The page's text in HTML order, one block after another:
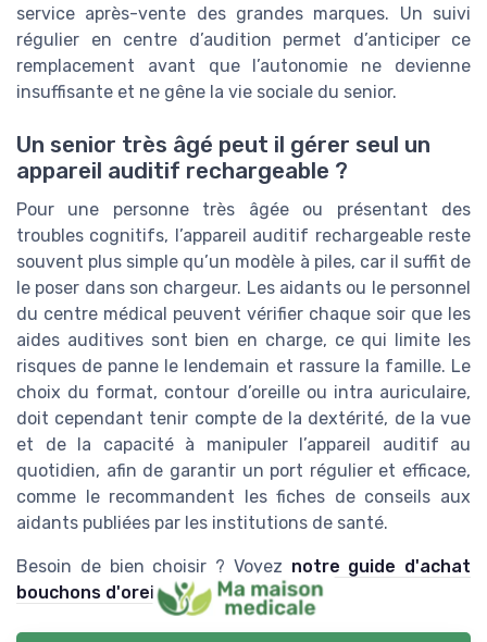
service après-vente des grandes marques. Un suivi
régulier en centre d’audition permet d’anticiper ce
remplacement avant que l’autonomie ne devienne
insuffisante et ne gêne la vie sociale du senior.
Un senior très âgé peut il gérer seul un
appareil auditif rechargeable ?
Pour une personne très âgée ou présentant des
troubles cognitifs, l’appareil auditif rechargeable reste
souvent plus simple qu’un modèle à piles, car il suffit de
le poser dans son chargeur. Les aidants ou le personnel
du centre médical peuvent vérifier chaque soir que les
aides auditives sont bien en charge, ce qui limite les
risques de panne le lendemain et rassure la famille. Le
choix du format, contour d’oreille ou intra auriculaire,
doit cependant tenir compte de la dextérité, de la vue
et de la capacité à manipuler l’appareil auditif au
quotidien, afin de garantir un port régulier et efficace,
comme le recommandent les fiches de conseils aux
aidants publiées par les institutions de santé.
Besoin de bien choisir ? Voyez notre guide d'achat
bouchons d'oreille.